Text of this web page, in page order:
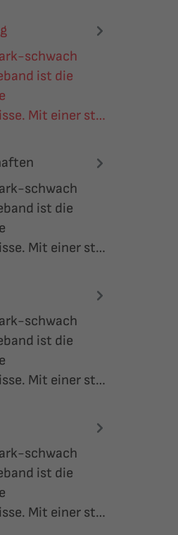
schwach
ist die
Mit einer st…
schwach
ist die
Mit einer st…
schwach
ist die
Mit einer st…
schwach
ist die
Mit einer st…